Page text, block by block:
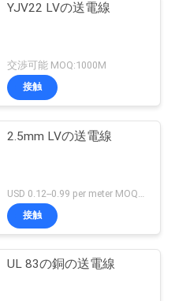
YJV22 LVの送電線
交渉可能 MOQ:1000M
接触
2.5mm LVの送電線
USD 0.12--0.99 per meter MOQ:1000M
接触
UL 83の銅の送電線